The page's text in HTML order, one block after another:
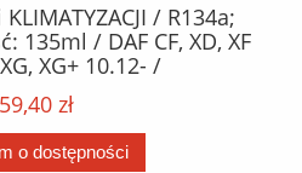
/ R134a;
135ml / DAF CF, XD, XF
XG+ 10.12- /
zł
o dostępności